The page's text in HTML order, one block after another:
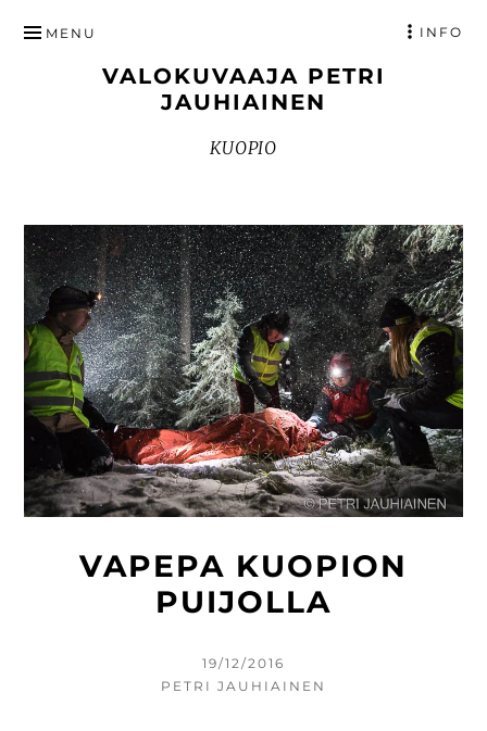
SISÄLTÖÖN
VALOKUVAAJA PETRI
JAUHIAINEN
KUOPIO
MENU INFO
VAPEPA KUOPION
PUIJOLLA
KIRJOITETTU
19/12/2016
KIRJOITTAJA
PETRI JAUHIAINEN